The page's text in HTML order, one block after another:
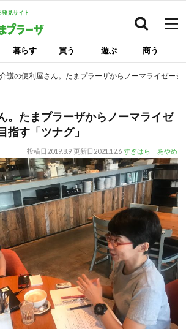
見サイト
暮らす 買う 遊ぶ 商う
介護の便利屋さん。たまプラーザからノーマライゼー
。たまプラーザからノーマライゼ
指す「ツナグ」
投稿日 2019.8.9 更新日 2021.12.6 すぎはら あやめ